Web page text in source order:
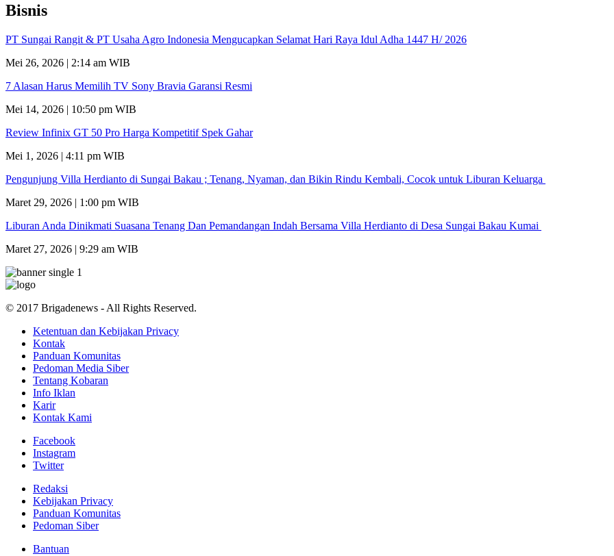
Bisnis
PT Sungai Rangit & PT Usaha Agro Indonesia Mengucapkan Selamat Hari Raya Idul Adha 1447 H/ 2026
Mei 26, 2026 | 2:14 am WIB
7 Alasan Harus Memilih TV Sony Bravia Garansi Resmi
Mei 14, 2026 | 10:50 pm WIB
Review Infinix GT 50 Pro Harga Kompetitif Spek Gahar
Mei 1, 2026 | 4:11 pm WIB
Pengunjung Villa Herdianto di Sungai Bakau ; Tenang, Nyaman, dan Bikin Rindu Kembali, Cocok untuk Liburan Keluarga
Maret 29, 2026 | 1:00 pm WIB
Liburan Anda Dinikmati Suasana Tenang Dan Pemandangan Indah Bersama Villa Herdianto di Desa Sungai Bakau Kumai
Maret 27, 2026 | 9:29 am WIB
© 2017 Brigadenews - All Rights Reserved.
Ketentuan dan Kebijakan Privacy
Kontak
Panduan Komunitas
Pedoman Media Siber
Tentang Kobaran
Info Iklan
Karir
Kontak Kami
Facebook
Instagram
Twitter
Redaksi
Kebijakan Privacy
Panduan Komunitas
Pedoman Siber
Bantuan